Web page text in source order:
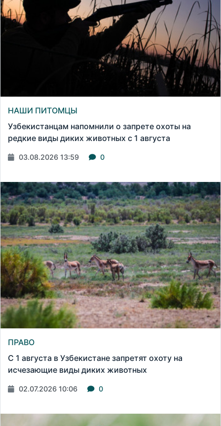
НАШИ ПИТОМЦЫ
Узбекистанцам напомнили о запрете охоты на
редкие виды диких животных с 1 августа
03.08.2026 13:59 0
ПРАВО
С 1 августа в Узбекистане запретят охоту на
исчезающие виды диких животных
02.07.2026 10:06 0